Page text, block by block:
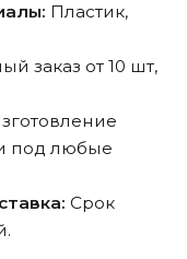
Пластик,
заказ от 10 шт,
под любые
Срок